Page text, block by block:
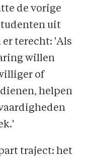
de vorige
uit
terecht: 'Als
willen
of
helpen
traject: het